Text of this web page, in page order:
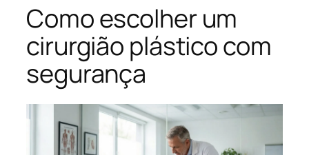
Como escolher um
cirurgião plástico com
segurança